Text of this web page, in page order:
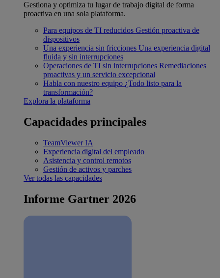
Gestiona y optimiza tu lugar de trabajo digital de forma
proactiva en una sola plataforma.
Para equipos de TI reducidos Gestión proactiva de
dispositivos
Una experiencia sin fricciones Una experiencia digital
fluida y sin interrupciones
Operaciones de TI sin interrupciones Remediaciones
proactivas y un servicio excepcional
Habla con nuestro equipo ¿Todo listo para la
transformación?
Explora la plataforma
Capacidades principales
TeamViewer IA
Experiencia digital del empleado
Asistencia y control remotos
Gestión de activos y parches
Ver todas las capacidades
Informe Gartner 2026